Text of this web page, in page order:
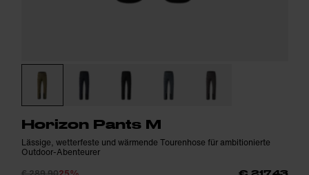
Horizon Pants M
Lässige, wetterfeste und wärmende Tourenhose für ambitionierte
Outdoor-Abenteurer